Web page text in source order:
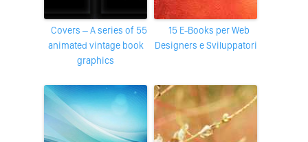
Covers – A series of 55
animated vintage book
graphics
15 E-Books per Web
Designers e Sviluppatori